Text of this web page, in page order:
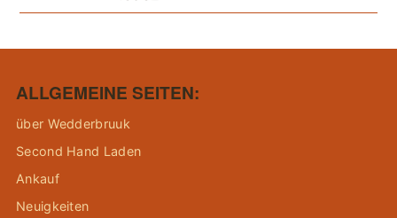
ALLGEMEINE SEITEN:
über Wedderbruuk
Second Hand Laden
Ankauf
Neuigkeiten